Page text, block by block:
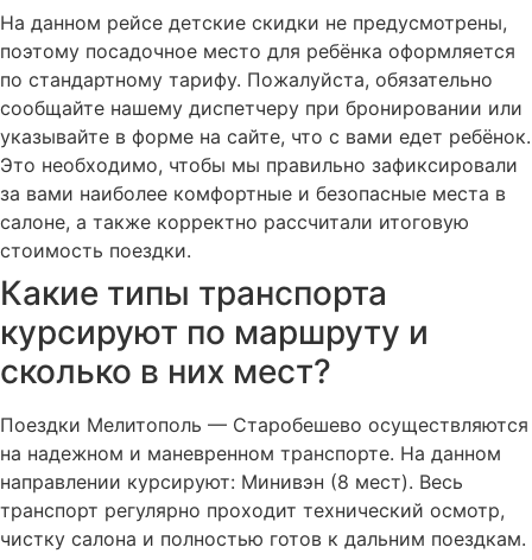
На данном рейсе детские скидки не предусмотрены,
поэтому посадочное место для ребёнка оформляется
по стандартному тарифу. Пожалуйста, обязательно
сообщайте нашему диспетчеру при бронировании или
указывайте в форме на сайте, что с вами едет ребёнок.
Это необходимо, чтобы мы правильно зафиксировали
за вами наиболее комфортные и безопасные места в
салоне, а также корректно рассчитали итоговую
стоимость поездки.
Какие типы транспорта
курсируют по маршруту и
сколько в них мест?
Поездки Мелитополь — Старобешево осуществляются
на надежном и маневренном транспорте. На данном
направлении курсируют: Минивэн (8 мест). Весь
транспорт регулярно проходит технический осмотр,
чистку салона и полностью готов к дальним поездкам.